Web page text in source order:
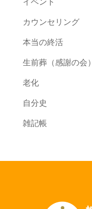
カウンセリング
本当の終活
生前葬（感謝の会）
老化
自分史
雑記帳